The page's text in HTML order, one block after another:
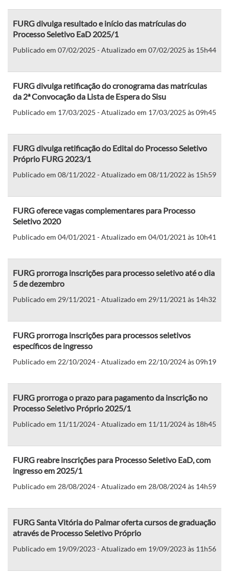
FURG divulga resultado e início das matrículas do
Processo Seletivo EaD 2025/1
Publicado em 07/02/2025 - Atualizado em 07/02/2025 às 15h44
FURG divulga retificação do cronograma das matrículas
da 2ª Convocação da Lista de Espera do Sisu
Publicado em 17/03/2025 - Atualizado em 17/03/2025 às 09h45
FURG divulga retificação do Edital do Processo Seletivo
Próprio FURG 2023/1
Publicado em 08/11/2022 - Atualizado em 08/11/2022 às 15h59
FURG oferece vagas complementares para Processo
Seletivo 2020
Publicado em 04/01/2021 - Atualizado em 04/01/2021 às 10h41
FURG prorroga inscrições para processo seletivo até o dia
5 de dezembro
Publicado em 29/11/2021 - Atualizado em 29/11/2021 às 14h32
FURG prorroga inscrições para processos seletivos
específicos de ingresso
Publicado em 22/10/2024 - Atualizado em 22/10/2024 às 09h19
FURG prorroga o prazo para pagamento da inscrição no
Processo Seletivo Próprio 2025/1
Publicado em 11/11/2024 - Atualizado em 11/11/2024 às 18h45
FURG reabre inscrições para Processo Seletivo EaD, com
ingresso em 2025/1
Publicado em 28/08/2024 - Atualizado em 28/08/2024 às 14h59
FURG Santa Vitória do Palmar oferta cursos de graduação
através de Processo Seletivo Próprio
Publicado em 19/09/2023 - Atualizado em 19/09/2023 às 11h56